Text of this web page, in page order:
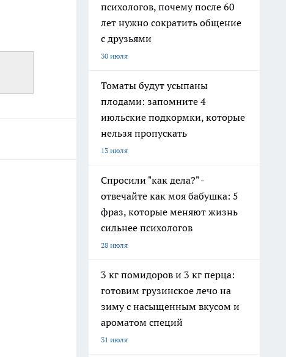
психологов, почему после 60
лет нужно сократить общение
с друзьями
30 июля
Томаты будут усыпаны
плодами: запомните 4
июльские подкормки, которые
нельзя пропускать
13 июля
Спросили "как дела?" -
отвечайте как моя бабушка: 5
фраз, которые меняют жизнь
сильнее психологов
28 июля
3 кг помидоров и 3 кг перца:
готовим грузинское лечо на
зиму с насыщенным вкусом и
ароматом специй
31 июля